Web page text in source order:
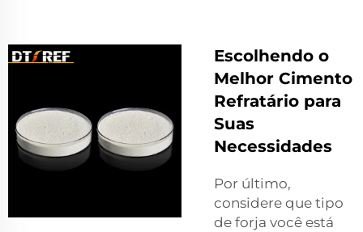
Escolhendo o
Melhor Cimento
Refratário para
Suas
Necessidades
Por último,
considere que tipo
de forja você está